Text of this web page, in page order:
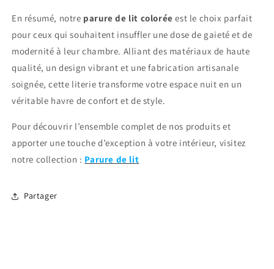
En résumé, notre parure de lit colorée est le choix parfait
pour ceux qui souhaitent insuffler une dose de gaieté et de
modernité à leur chambre. Alliant des matériaux de haute
qualité, un design vibrant et une fabrication artisanale
soignée, cette literie transforme votre espace nuit en un
véritable havre de confort et de style.
Pour découvrir l’ensemble complet de nos produits et
apporter une touche d’exception à votre intérieur, visitez
notre collection : Parure de lit
Partager